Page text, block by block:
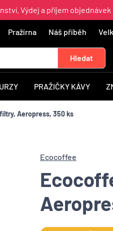
Výdej a příjem
Pražírna Náš příběh
PRAŽIČKY KÁVY
Aeropress, 350 ks
Ecocoffee